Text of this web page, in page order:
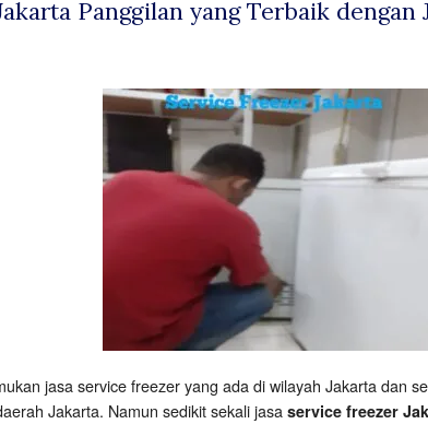
Panggilan yang Terbaik dengan
jasa service freezer yang ada di wilayah Jakarta dan
Jakarta. Namun sedikit sekali jasa service freezer